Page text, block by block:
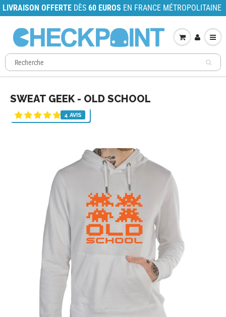
LIVRAISON OFFERTE DÈS 60 EUROS EN FRANCE MÉTROPOLITAINE
SWEAT GEEK - OLD SCHOOL
4 AVIS